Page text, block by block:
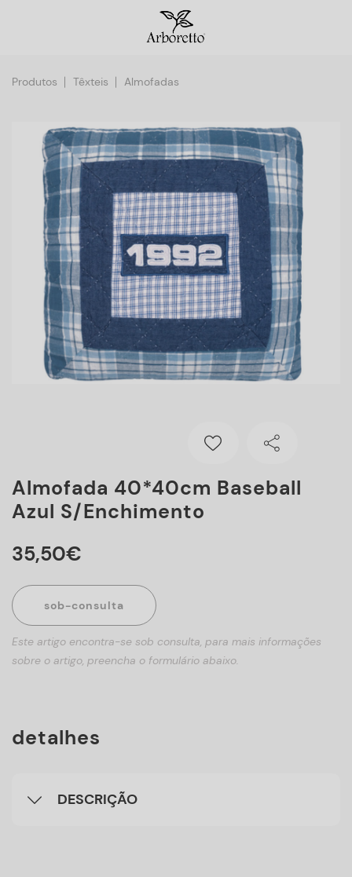
Produtos Têxteis Almofadas
Almofada 40*40cm Baseball
Azul S/enchimento
35,50€
sob-consulta
Este artigo encontra-se sob consulta, para mais informações
sobre o artigo, preencha o formulário abaixo.
detalhes
DESCRIÇÃO